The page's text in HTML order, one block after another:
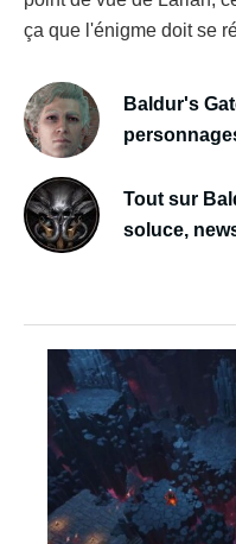
ça que l'énigme doit se
Baldur's
Tout sur
soluce,